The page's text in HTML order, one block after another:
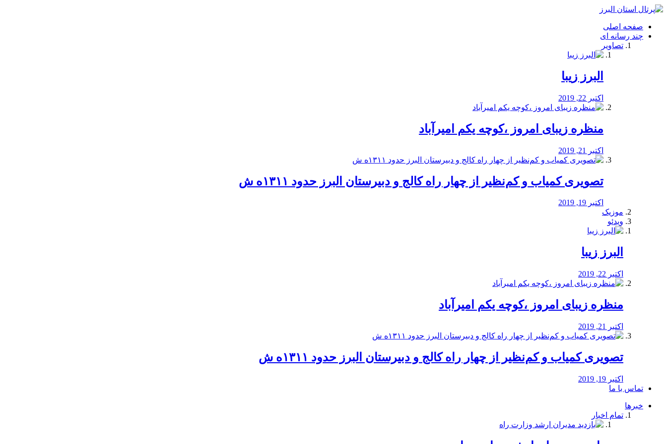
فصد
شرق
تهران
خشکشویی
صفحه اصلی
چند رسانه ای
تصاویر
البرز زیبا
اکتبر 22, 2019
منظره‌‌ زیبای امروز ،کوچه یکم امیرآباد
اکتبر 21, 2019
️تصویری کمیاب و کم‌نظیر از چهار راه كالج و دبيرستان البرز حدود ۱۳۱۱ه ش
اکتبر 19, 2019
موزیک
ویدئو
البرز زیبا
اکتبر 22, 2019
منظره‌‌ زیبای امروز ،کوچه یکم امیرآباد
اکتبر 21, 2019
️تصویری کمیاب و کم‌نظیر از چهار راه كالج و دبيرستان البرز حدود ۱۳۱۱ه ش
اکتبر 19, 2019
تماس با ما
خبرها
تمام اخبار